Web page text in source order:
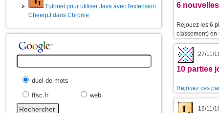
Tutoriel pour utiliser Java avec l'extension
CheerpJ dans Chrome
duel-de-mots
ffsc.fr
web
6
Rejouez les 6
classement)
27/11/
10 parties
Rejouez ces
16/11/